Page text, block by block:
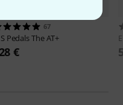
67
PedalsThe AT+
€